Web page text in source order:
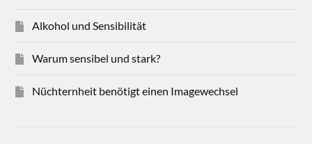
Alkohol und Sensibilität
Warum sensibel und stark?
Nüchternheit benötigt einen Imagewechsel